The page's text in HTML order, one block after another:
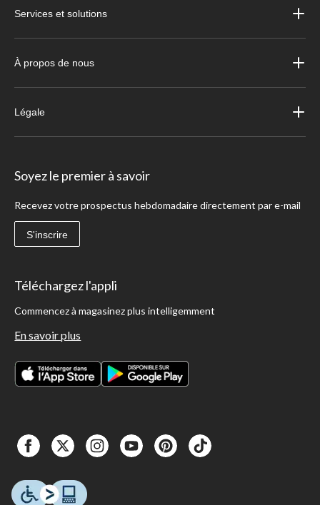
Services et solutions
À propos de nous
Légale
Soyez le premier à savoir
Recevez votre prospectus hebdomadaire directement par e-mail
S'inscrire
Téléchargez l'appli
Commencez à magasinez plus intelligemment
En savoir plus